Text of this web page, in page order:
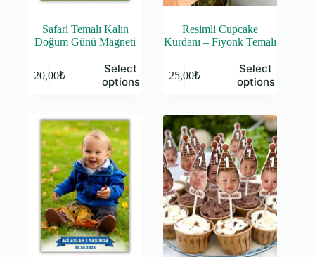
Safari Temalı Kalın
Doğum Günü Magneti
20,00₺
Select
options
Resimli Cupcake
Kürdanı – Fiyonk Temalı
25,00₺
Select
options